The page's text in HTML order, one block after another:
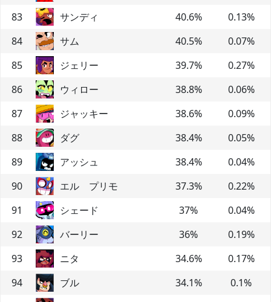
83
サンディ 40.6% 0.13%
84
サム 40.5% 0.07%
85
ジェリー 39.7% 0.27%
86
ウィロー 38.8% 0.06%
87
ジャッキー 38.6% 0.09%
88
ダグ 38.4% 0.05%
89
アッシュ 38.4% 0.04%
90
エル プリモ 37.3% 0.22%
91
シェード 37% 0.04%
92
バーリー 36% 0.19%
93
ニタ 34.6% 0.17%
94
ブル 34.1% 0.1%